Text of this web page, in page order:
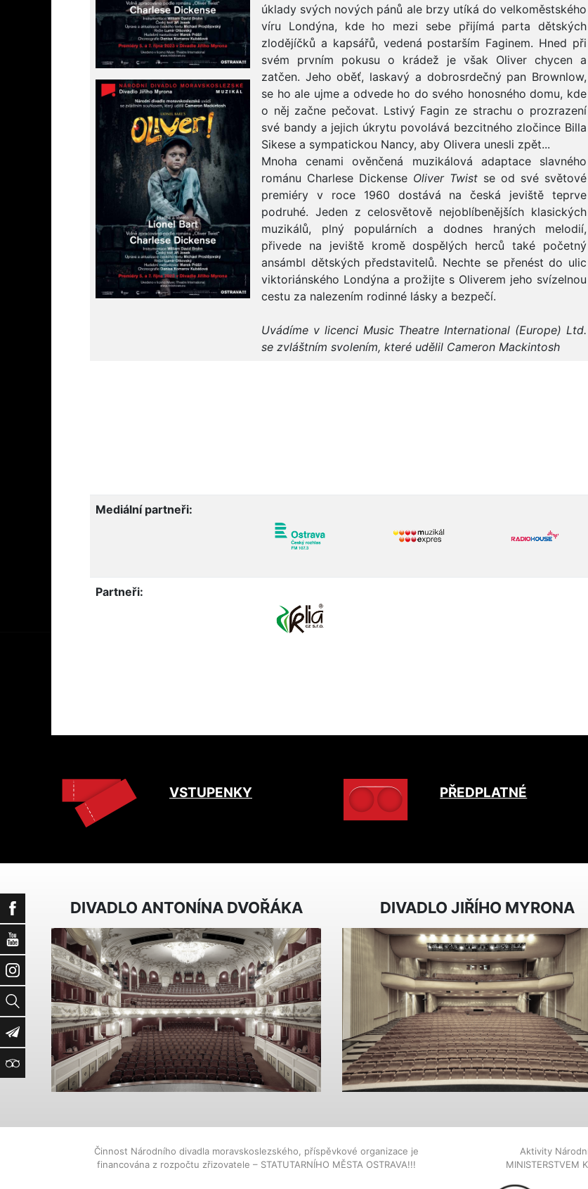
Facebook
YouTube
Instagram
Vyhledat
Newsletter
TripAdvisor
úklady svých nových pánů ale brzy utíká do velkoměstského
víru Londýna, kde ho mezi sebe přijímá parta dětských
zlodějíčků a kapsářů, vedená postarším Faginem. Hned při
svém prvním pokusu o krádež je však Oliver chycen a
zatčen. Jeho oběť, laskavý a dobrosrdečný pan Brownlow,
se ho ale ujme a odvede ho do svého honosného domu, kde
o něj začne pečovat. Lstivý Fagin ze strachu o prozrazení
své bandy a jejich úkrytu povolává bezcitného zločince Billa
Sikese a sympatickou Nancy, aby Olivera unesli zpět...
Mnoha cenami ověnčená muzikálová adaptace slavného
románu Charlese Dickense Oliver Twist se od své světové
premiéry v roce 1960 dostává na česká jeviště teprve
podruhé. Jeden z celosvětově nejoblíbenějších klasických
muzikálů, plný populárních a dodnes hraných melodií,
přivede na jeviště kromě dospělých herců také početný
ansámbl dětských představitelů. Nechte se přenést do ulic
viktoriánského Londýna a prožijte s Oliverem jeho svízelnou
cestu za nalezením rodinné lásky a bezpečí.
Uvádíme v licenci Music Theatre International (Europe) Ltd.
se zvláštním svolením, které udělil Cameron Mackintosh
Mediální partneři:
Partneři:
VSTUPENKY PŘEDPLATNÉ
DIVADLO ANTONÍNA DVOŘÁKA DIVADLO JIŘÍHO MYRONA
Činnost Národního divadla moravskoslezského, příspěvkové organizace je
financována z rozpočtu zřizovatele – STATUTARNÍHO MĚSTA OSTRAVA!!!
Aktivity
MINISTERSTVEM